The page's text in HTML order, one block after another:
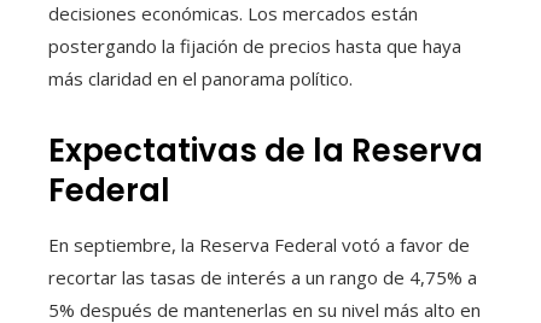
decisiones económicas. Los mercados están
postergando la fijación de precios hasta que haya
más claridad en el panorama político.
Expectativas de la Reserva
Federal
En septiembre, la Reserva Federal votó a favor de
recortar las tasas de interés a un rango de 4,75% a
5% después de mantenerlas en su nivel más alto en